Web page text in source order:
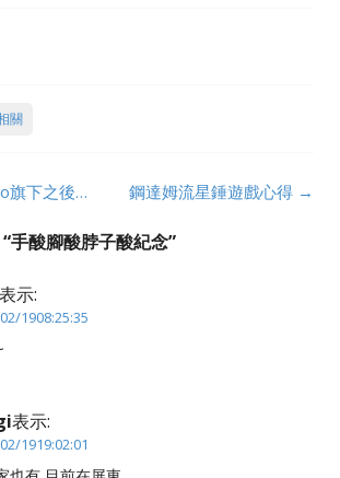
關
旗下之後… 鋼達姆流星錘遊戲心得 →
手酸腳酸脖子酸紀念”
表示:
1908:25:35
表示:
1919:02:01